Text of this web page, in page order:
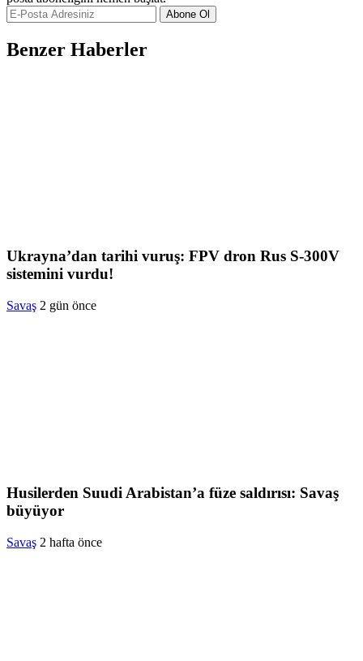
Abone Ol
Benzer Haberler
Ukrayna’dan tarihi vuruş: FPV dron Rus S-300V
sistemini vurdu!
Savaş 2 gün önce
Husilerden Suudi Arabistan’a füze saldırısı: Savaş
büyüyor
Savaş 2 hafta önce